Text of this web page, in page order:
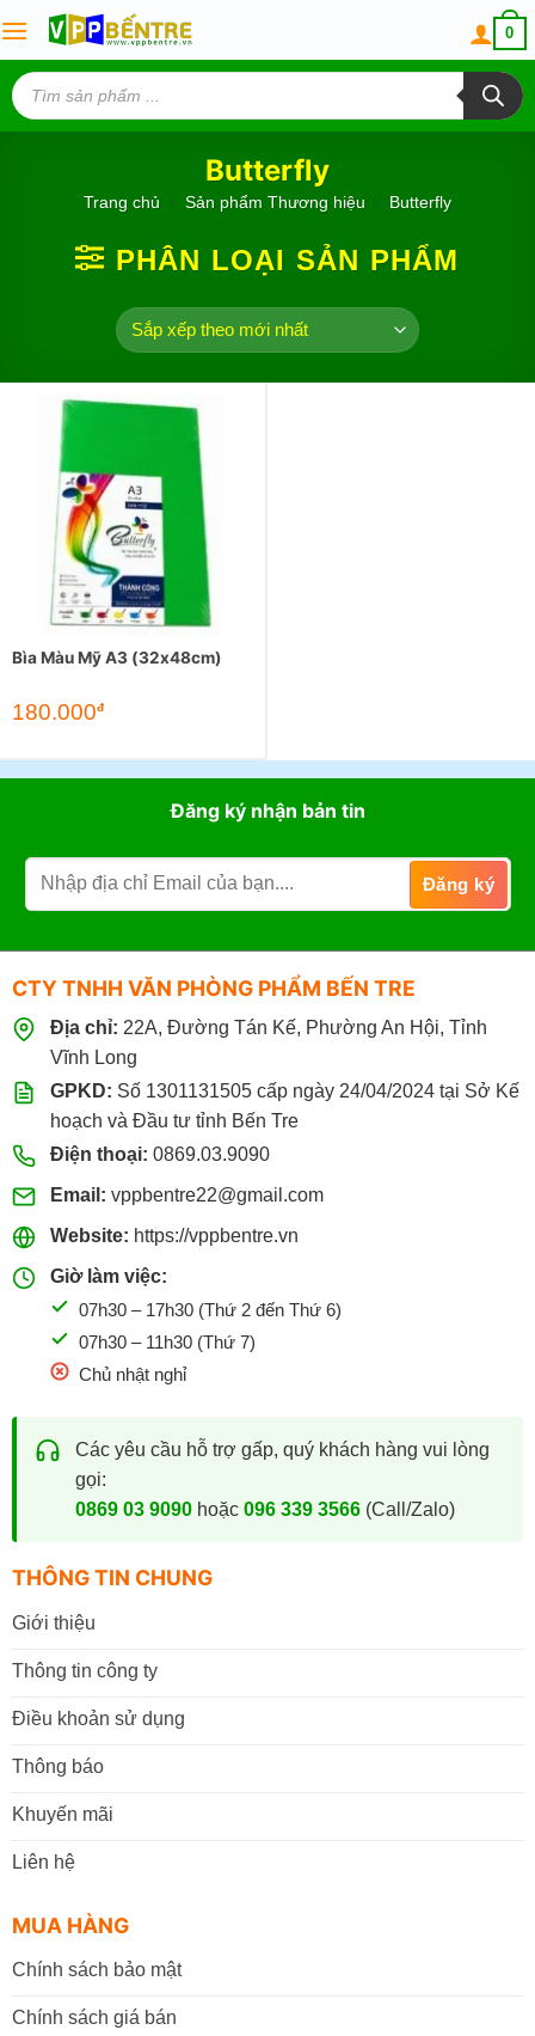
to
content
0
Tìm
kiếm
sản
phẩm
Butterfly
Trang chủ Sản phẩm Thương hiệu Butterfly
PHÂN LOẠI SẢN PHẨM
Bìa Màu Mỹ A3 (32x48cm)
180.000đ
Đăng ký nhận bản tin
CTY TNHH VĂN PHÒNG PHẨM BẾN TRE
Địa chỉ: 22A, Đường Tán Kế, Phường An Hội, Tỉnh
Vĩnh Long
GPKD: Số 1301131505 cấp ngày 24/04/2024 tại Sở Kế
hoạch và Đầu tư tỉnh Bến Tre
Điện thoại: 0869.03.9090
Email: vppbentre22@gmail.com
Website: https://vppbentre.vn
Giờ làm việc:
07h30 – 17h30 (Thứ 2 đến Thứ 6)
07h30 – 11h30 (Thứ 7)
Chủ nhật nghỉ
Các yêu cầu hỗ trợ gấp, quý khách hàng vui lòng
gọi:
0869 03 9090hoặc 096 339 3566(Call/Zalo)
THÔNG TIN CHUNG
Giới thiệu
Thông tin công ty
Điều khoản sử dụng
Thông báo
Khuyến mãi
Liên hệ
MUA HÀNG
Chính sách bảo mật
Chính sách giá bán